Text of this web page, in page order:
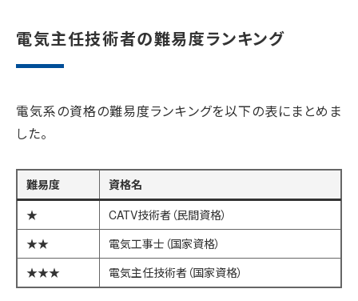
電気主任技術者の難易度ランキング
電気系の資格の難易度ランキングを以下の表にまとめま
した。
難易度
資格名
★
CATV技術者（民間資格）
★★
電気工事士（国家資格）
★★★
電気主任技術者（国家資格）